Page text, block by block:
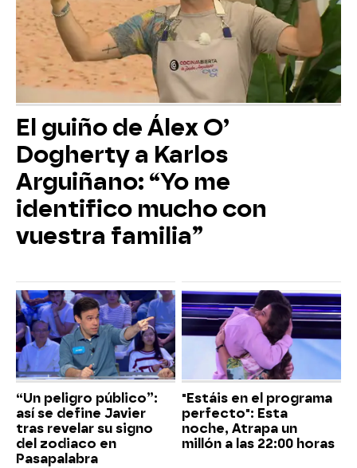
El guiño de Álex O’
Dogherty a Karlos
Arguiñano: “Yo me
identifico mucho con
vuestra familia”
“Un peligro público”:
así se define Javier
tras revelar su signo
del zodiaco en
Pasapalabra
"Estáis en el programa
perfecto": Esta
noche, Atrapa un
millón a las 22:00 horas